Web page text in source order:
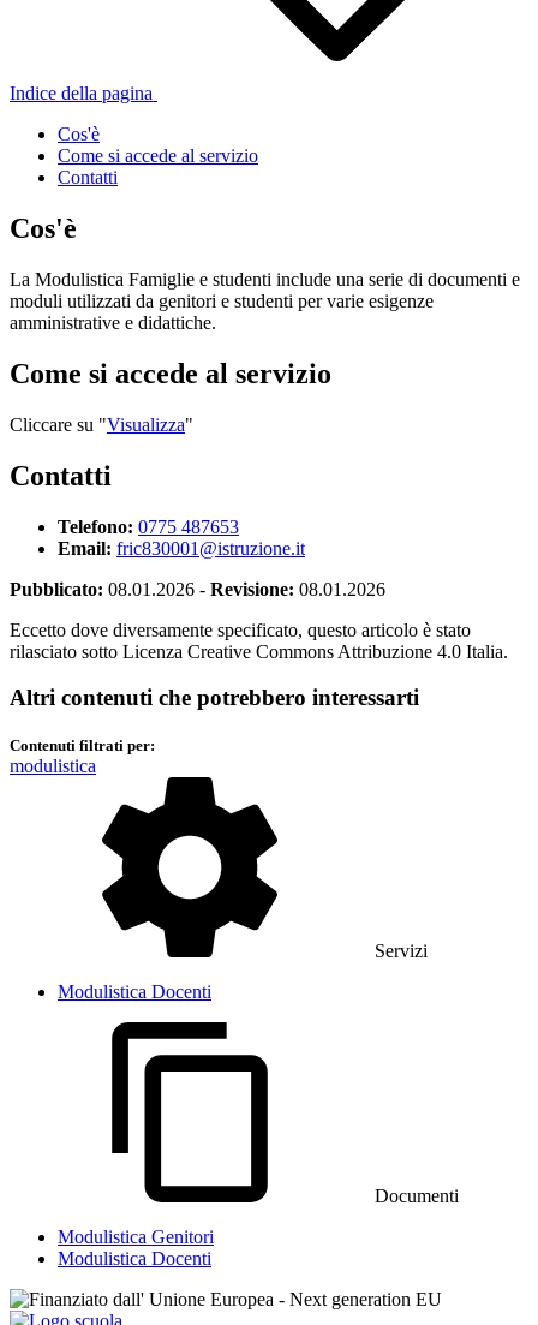
Indice della pagina
Cos'è
Come si accede al servizio
Contatti
Cos'è
La Modulistica Famiglie e studenti include una serie di documenti e
moduli utilizzati da genitori e studenti per varie esigenze
amministrative e didattiche.
Come si accede al servizio
Cliccare su "Visualizza"
Contatti
Telefono: 0775 487653
Email: fric830001@istruzione.it
Pubblicato: 08.01.2026 - Revisione: 08.01.2026
Eccetto dove diversamente specificato, questo articolo è stato
rilasciato sotto Licenza Creative Commons Attribuzione 4.0 Italia.
Altri contenuti che potrebbero interessarti
Contenuti filtrati per:
modulistica
Servizi
Modulistica Docenti
Documenti
Modulistica Genitori
Modulistica Docenti